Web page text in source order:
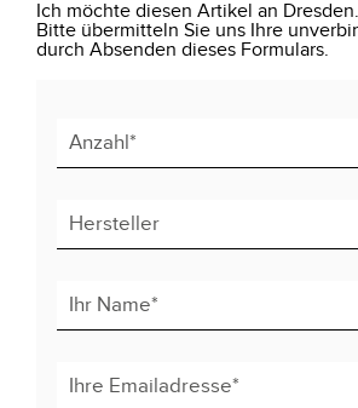
Ich möchte diesen Artikel an
Bitte übermitteln Sie uns Ihre
durch Absenden dieses Formulars.